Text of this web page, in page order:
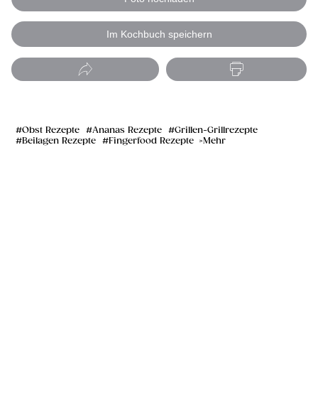
Im Kochbuch speichern
Obst Rezepte Ananas Rezepte
Grillen-Grillrezepte
Beilagen Rezepte
Fingerfood Rezepte Mehr